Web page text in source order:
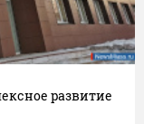
развитие